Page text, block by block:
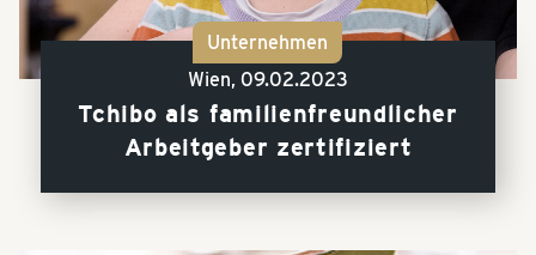
Unternehmen
Wien, 09.02.2023
Tchibo als familienfreundlicher
Arbeitgeber zertifiziert